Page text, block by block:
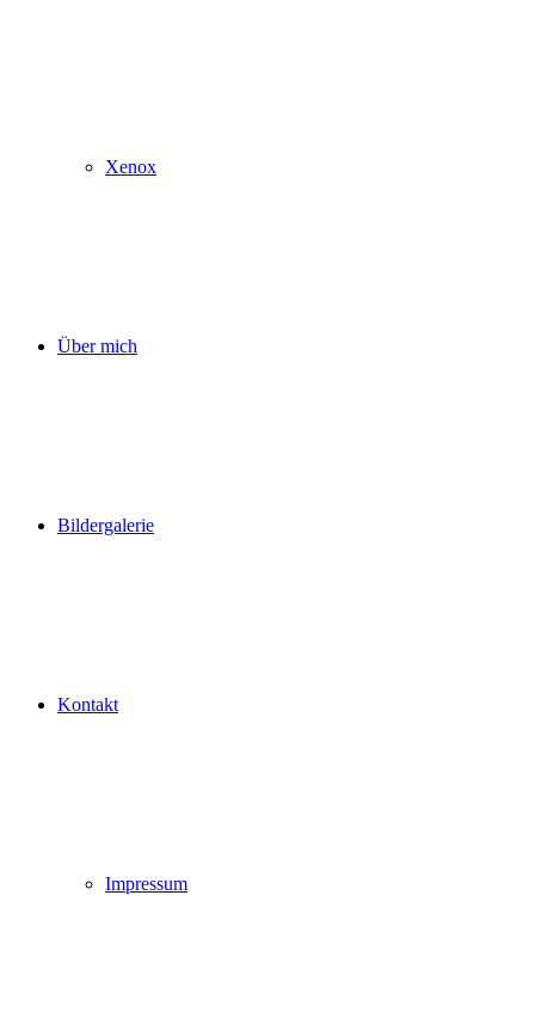
Xenox
Über mich
Bildergalerie
Kontakt
Impressum